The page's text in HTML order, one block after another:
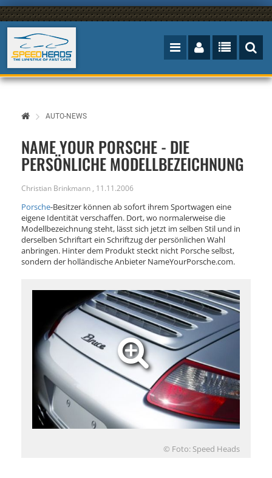
AUTO-NEWS
NAME YOUR PORSCHE - DIE
PERSÖNLICHE MODELLBEZEICHNUNG
Christian Brinkmann , 11.11.2006
Porsche-Besitzer können ab sofort ihrem Sportwagen eine
eigene Identität verschaffen. Dort, wo normalerweise die
Modellbezeichnung steht, lässt sich jetzt im selben Stil und in
derselben Schriftart ein Schriftzug der persönlichen Wahl
anbringen. Hinter dem Produkt steckt nicht Porsche selbst,
sondern der holländische Anbieter NameYourPorsche.com.
© Foto: Speed Heads